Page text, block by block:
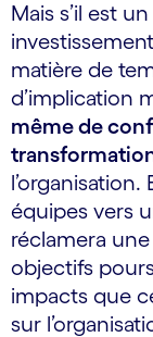
Mais s’il est
matière de
d’implication
même de
équipes vers
réclamera
objectifs
impacts que
sur